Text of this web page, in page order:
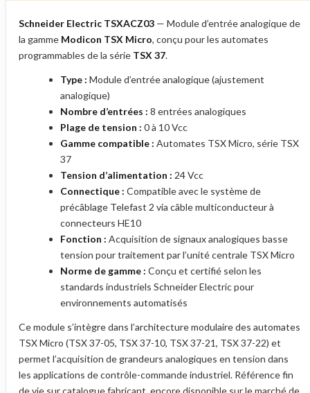
Schneider Electric TSXACZ03 — Module d’entrée analogique de
la gamme Modicon TSX Micro, conçu pour les automates
programmables de la série TSX 37.
Type : Module d’entrée analogique (ajustement
analogique)
Nombre d’entrées : 8 entrées analogiques
Plage de tension : 0 à 10 Vcc
Gamme compatible : Automates TSX Micro, série TSX
37
Tension d’alimentation : 24 Vcc
Connectique : Compatible avec le système de
précâblage Telefast 2 via câble multiconducteur à
connecteurs HE10
Fonction : Acquisition de signaux analogiques basse
tension pour traitement par l’unité centrale TSX Micro
Norme de gamme : Conçu et certifié selon les
standards industriels Schneider Electric pour
environnements automatisés
Ce module s’intègre dans l’architecture modulaire des automates
TSX Micro (TSX 37-05, TSX 37-10, TSX 37-21, TSX 37-22) et
permet l’acquisition de grandeurs analogiques en tension dans
les applications de contrôle-commande industriel. Référence fin